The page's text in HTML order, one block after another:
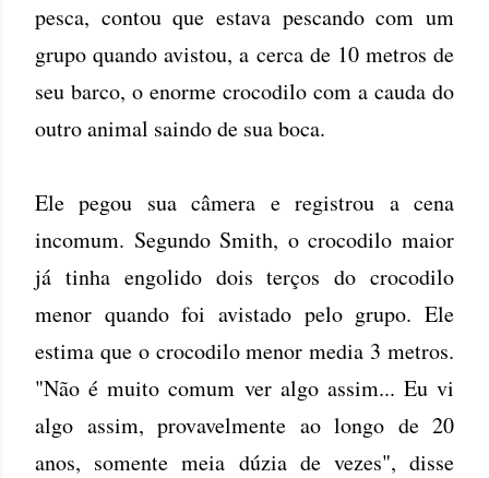
pesca, contou que estava pescando com um
grupo quando avistou, a cerca de 10 metros de
seu barco, o enorme crocodilo com a cauda do
outro animal saindo de sua boca.
Ele pegou sua câmera e registrou a cena
incomum. Segundo Smith, o crocodilo maior
já tinha engolido dois terços do crocodilo
menor quando foi avistado pelo grupo. Ele
estima que o crocodilo menor media 3 metros.
"Não é muito comum ver algo assim... Eu vi
algo assim, provavelmente ao longo de 20
anos, somente meia dúzia de vezes", disse